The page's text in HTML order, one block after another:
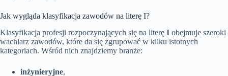
Jak wygląda klasyfikacja zawodów na literę I?
Klasyfikacja profesji rozpoczynających się na literę I obejmuje szeroki
wachlarz zawodów, które da się zgrupować w kilku istotnych
kategoriach. Wśród nich znajdziemy branże:
inżynieryjne,